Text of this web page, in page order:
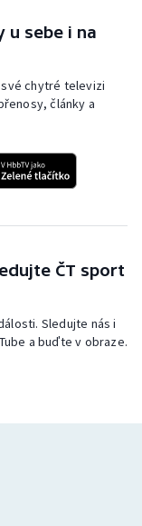
sebe i na
své chytré televizi
články a
ČT sport
Sledujte nás i
a buďte v obraze.